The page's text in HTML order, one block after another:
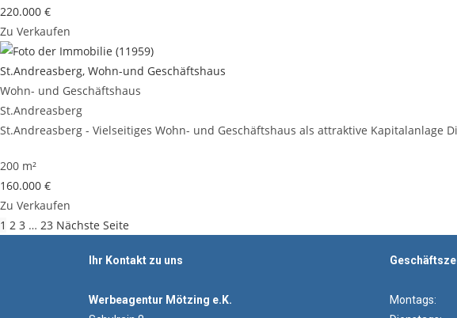
220.000 €
Zu Verkaufen
St.Andreasberg, Wohn-und Geschäftshaus
Wohn- und Geschäftshaus
St.Andreasberg
St.Andreasberg - Vielseitiges Wohn- und Geschäftshaus als attraktive Kapitalanlage
200 m²
160.000 €
Zu Verkaufen
1 2 3 … 23 Nächste Seite
Ihr Kontakt zu uns
Werbeagentur Mötzing e.K.
Montags: